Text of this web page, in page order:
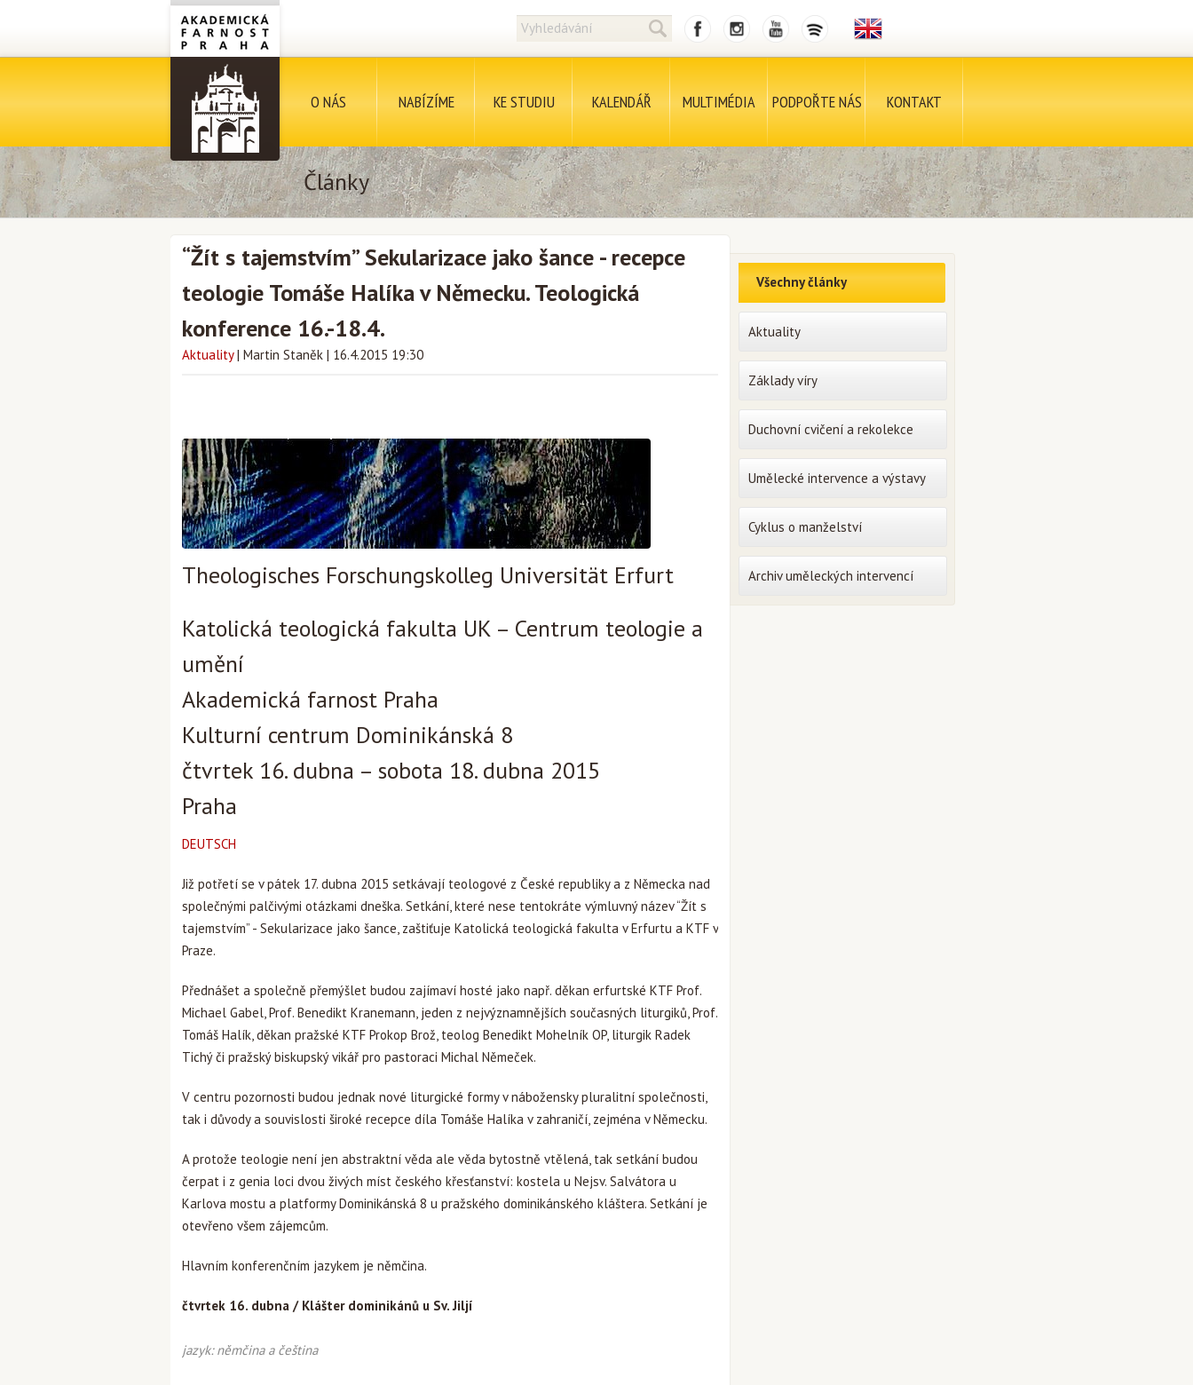
O NÁS NABÍZÍME KE STUDIU KALENDÁŘ MULTIMÉDIA PODPOŘTE NÁS KONTAKT
Články
“Žít s tajemstvím” Sekularizace jako šance - recepce
teologie Tomáše Halíka v Německu. Teologická
konference 16.-18.4.
Aktuality | Martin Staněk | 16.4.2015 19:30
Theologisches Forschungskolleg Universität Erfurt
Katolická teologická fakulta UK – Centrum teologie a
umění
Akademická farnost Praha
Kulturní centrum Dominikánská 8
čtvrtek 16. dubna – sobota 18. dubna 2015
Praha
DEUTSCH
Již potřetí se v pátek 17. dubna 2015 setkávají teologové z České republiky a z Německa nad
společnými palčivými otázkami dneška. Setkání, které nese tentokráte výmluvný název “Žít s
tajemstvím” - Sekularizace jako šance, zaštiťuje Katolická teologická fakulta v Erfurtu a KTF v
Praze.
Přednášet a společně přemýšlet budou zajímaví hosté jako např. děkan erfurtské KTF Prof.
Michael Gabel, Prof. Benedikt Kranemann, jeden z nejvýznamnějších současných liturgiků, Prof.
Tomáš Halík, děkan pražské KTF Prokop Brož, teolog Benedikt Mohelník OP, liturgik Radek
Tichý či pražský biskupský vikář pro pastoraci Michal Němeček.
V centru pozornosti budou jednak nové liturgické formy v nábožensky pluralitní společnosti,
tak i důvody a souvislosti široké recepce díla Tomáše Halíka v zahraničí, zejména v Německu.
A protože teologie není jen abstraktní věda ale věda bytostně vtělená, tak setkání budou
čerpat i z genia loci dvou živých míst českého křesťanství: kostela u Nejsv. Salvátora u
Karlova mostu a platformy Dominikánská 8 u pražského dominikánského kláštera. Setkání je
otevřeno všem zájemcům.
Hlavním konferenčním jazykem je němčina.
čtvrtek 16. dubna / Klášter dominikánů u Sv. Jiljí
jazyk: němčina a čeština
Všechny články
Aktuality
Základy víry
Duchovní cvičení a rekolekce
Umělecké intervence a výstavy
Cyklus o manželství
Archiv uměleckých intervencí